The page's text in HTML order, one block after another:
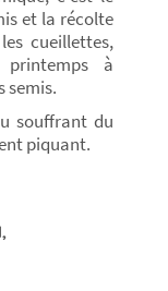
et la récolte
cueillettes,
à
semis.
souffrant du
piquant.